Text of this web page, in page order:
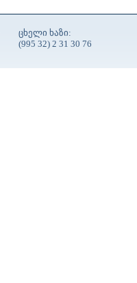
ცხელი ხაზი:
(995 32) 2 31 30 76